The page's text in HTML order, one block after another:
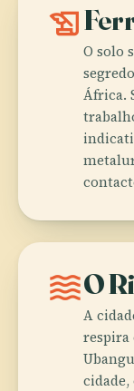
history_edu
O solo
África.
wavesO
A
respira